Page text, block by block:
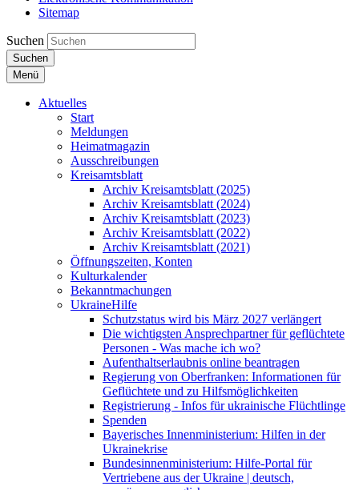
Sitemap
Suchen
Suchen
Menü
Aktuelles
Start
Meldungen
Heimatmagazin
Ausschreibungen
Kreisamtsblatt
Archiv Kreisamtsblatt (2025)
Archiv Kreisamtsblatt (2024)
Archiv Kreisamtsblatt (2023)
Archiv Kreisamtsblatt (2022)
Archiv Kreisamtsblatt (2021)
Öffnungszeiten, Konten
Kulturkalender
Bekanntmachungen
UkraineHilfe
Schutzstatus wird bis März 2027 verlängert
Die wichtigsten Ansprechpartner für geflüchtete
Personen - Was mache ich wo?
Aufenthaltserlaubnis online beantragen
Regierung von Oberfranken: Informationen für
Geflüchtete und zu Hilfsmöglichkeiten
Registrierung - Infos für ukrainische Flüchtlinge
Spenden
Bayerisches Innenministerium: Hilfen in der
Ukrainekrise
Bundesinnenministerium: Hilfe-Portal für
Vertriebene aus der Ukraine | deutsch,